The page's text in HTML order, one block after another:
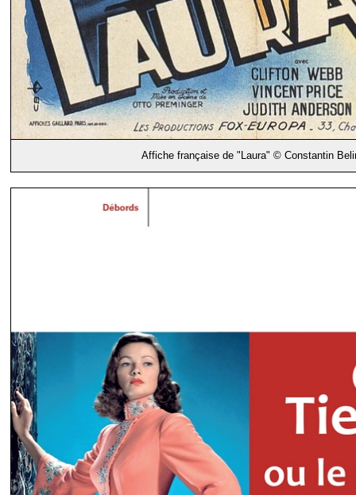
Affiche française de "Laura" © Constantin